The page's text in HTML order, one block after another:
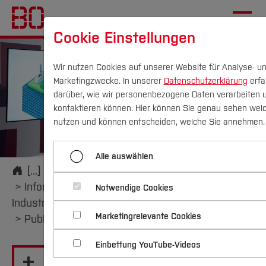
Campus Personen DE|EN Quicklinks
Studium
Studienangebote
Bachelorstudiengänge
Masterstudiengänge
Schwerpunkte
Vor dem Studium
Bewerben & Einschreiben
Im Studium
Studienbüros und Prüfungen
Nach dem Studium
Forschung & Transfer
Profil
Forschungs- und Transferprofil
Beratung & Förderung
Nachhaltigkeit
Nachhaltigkeit studieren
International
Startseite
[...] Fachgebiete
Institut für Informatik
Informatik und Mathematik im Anwendungsfeld
Industrie4.0
Publikationen
Menü aufklappen
Cookie Einstellungen
Wir nutzen Cookies auf unserer Website für Analyse-
Marketingzwecke. In unserer Datenschutzerklärung
darüber, wie wir personenbezogene Daten verarbeiten
kontaktieren können. Hier können Sie genau sehen
nutzen und können entscheiden, welche Sie annehmen.
Alle auswählen
Notwendige Cookies
Marketingrelevante Cookies
Einbettung YouTube-Videos